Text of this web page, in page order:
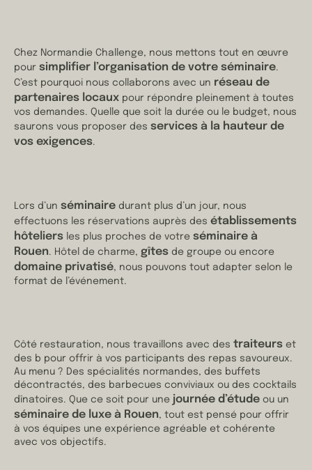
Chez Normandie Challenge, nous mettons tout en œuvre
pour simplifier l’organisation de votre séminaire.
C’est pourquoi nous collaborons avec un réseau de
partenaires locaux pour répondre pleinement à toutes
vos demandes. Quelle que soit la durée ou le budget, nous
saurons vous proposer des services à la hauteur de
vos exigences.
Lors d’un séminaire durant plus d’un jour, nous
effectuons les réservations auprès des établissements
hôteliers les plus proches de votre séminaire à
Rouen. Hôtel de charme, gîtes de groupe ou encore
domaine privatisé, nous pouvons tout adapter selon le
format de l’événement.
Côté restauration, nous travaillons avec des traiteurs et
des b pour offrir à vos participants des repas savoureux.
Au menu ? Des spécialités normandes, des buffets
décontractés, des barbecues conviviaux ou des cocktails
dînatoires. Que ce soit pour une journée d’étude ou un
séminaire de luxe à Rouen, tout est pensé pour offrir
à vos équipes une expérience agréable et cohérente
avec vos objectifs.